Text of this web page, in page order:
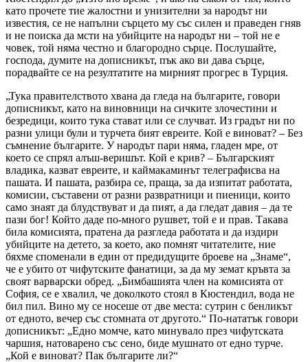
като прочете тие жалостни и унизителни за народът ни
известия, се не напълни сърцето му със силен и праведен гняв
и не поиска да мсти на убийците на народът ни – той не е
човек, той няма честно и благородно сърце. Послушайте,
господа, думите на дописникът, пък ако ви дава сърце,
порадвайте се на резултатите на мирният прогрес в Турция.
„Тука правителството хвана да гледа на българите, говори
дописникът, като на виновници на сичките злочестини и
безредици, които тука стават или се случват. Из градът ни по
разни улици були и турчета бият евреите. Кой е виноват? – Без
съмнение българите. У народът пари няма, гладен мре, от
което се спрял алъш-веришът. Кой е крив? – Българският
владика, казват евреите, и каймакаминът телеграфисва на
пашата. И пашата, разбира се, праща, за да изпитат работата,
комисии, съставени от разни развратници и пиеници, които
само знаят да блудствуват и да пият, а да гледат давия – да те
пази бог! Който даде по-много рушвет, той е и прав. Такава
била комисията, пратена да разгледа работата и да издири
убийците на детето, за което, ако помнят читателите, ние
бяхме споменали в един от предидущите броеве на „Знаме“,
че е убито от чифутските фанатици, за да му земат кръвта за
своят варварски обред. „Бимбашията член на комисията от
София, се е хвалил, че доколкото стоял в Кюстендил, вода не
бил пил. Вино му се носеше от две места: сутрин с бенликът
от едното, вечер със стомната от другото.“ По-нататък говори
дописникът: „Едно момче, като минувало през чифутската
чаршия, натоварено със сено, биде мушнато от едно турче.
„Кой е виноват? Пак българите ли?“